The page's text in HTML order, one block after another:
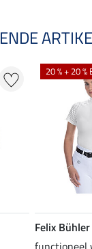
20 % + 20 %
Felix Bühler